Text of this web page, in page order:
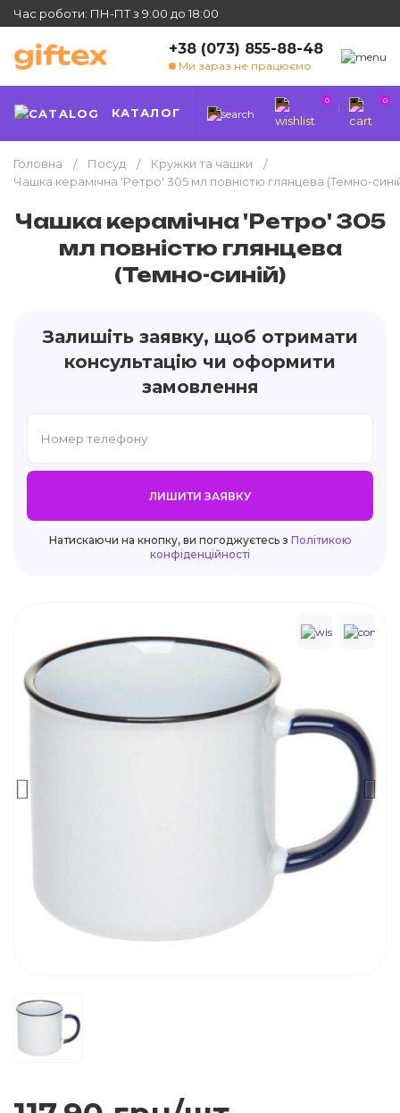
Час роботи: ПН-ПТ з 9:00 до 18:00
+38 (073) 855-88-48
Ми зараз не працюємо
КАТАЛОГ
0 0
Головна Посуд
Кружки та чашки
Чашка керамічна 'Ретро' 305 мл повністю глянцева (Темно-
Чашка керамічна 'Ретро' 305
мл повністю глянцева
(Темно-синій)
Залишіть заявку, щоб отримати
консультацію чи оформити
замовлення
ЛИШИТИ ЗАЯВКУ
Натискаючи на кнопку, ви погоджуєтесь з Політикою
конфіденційності